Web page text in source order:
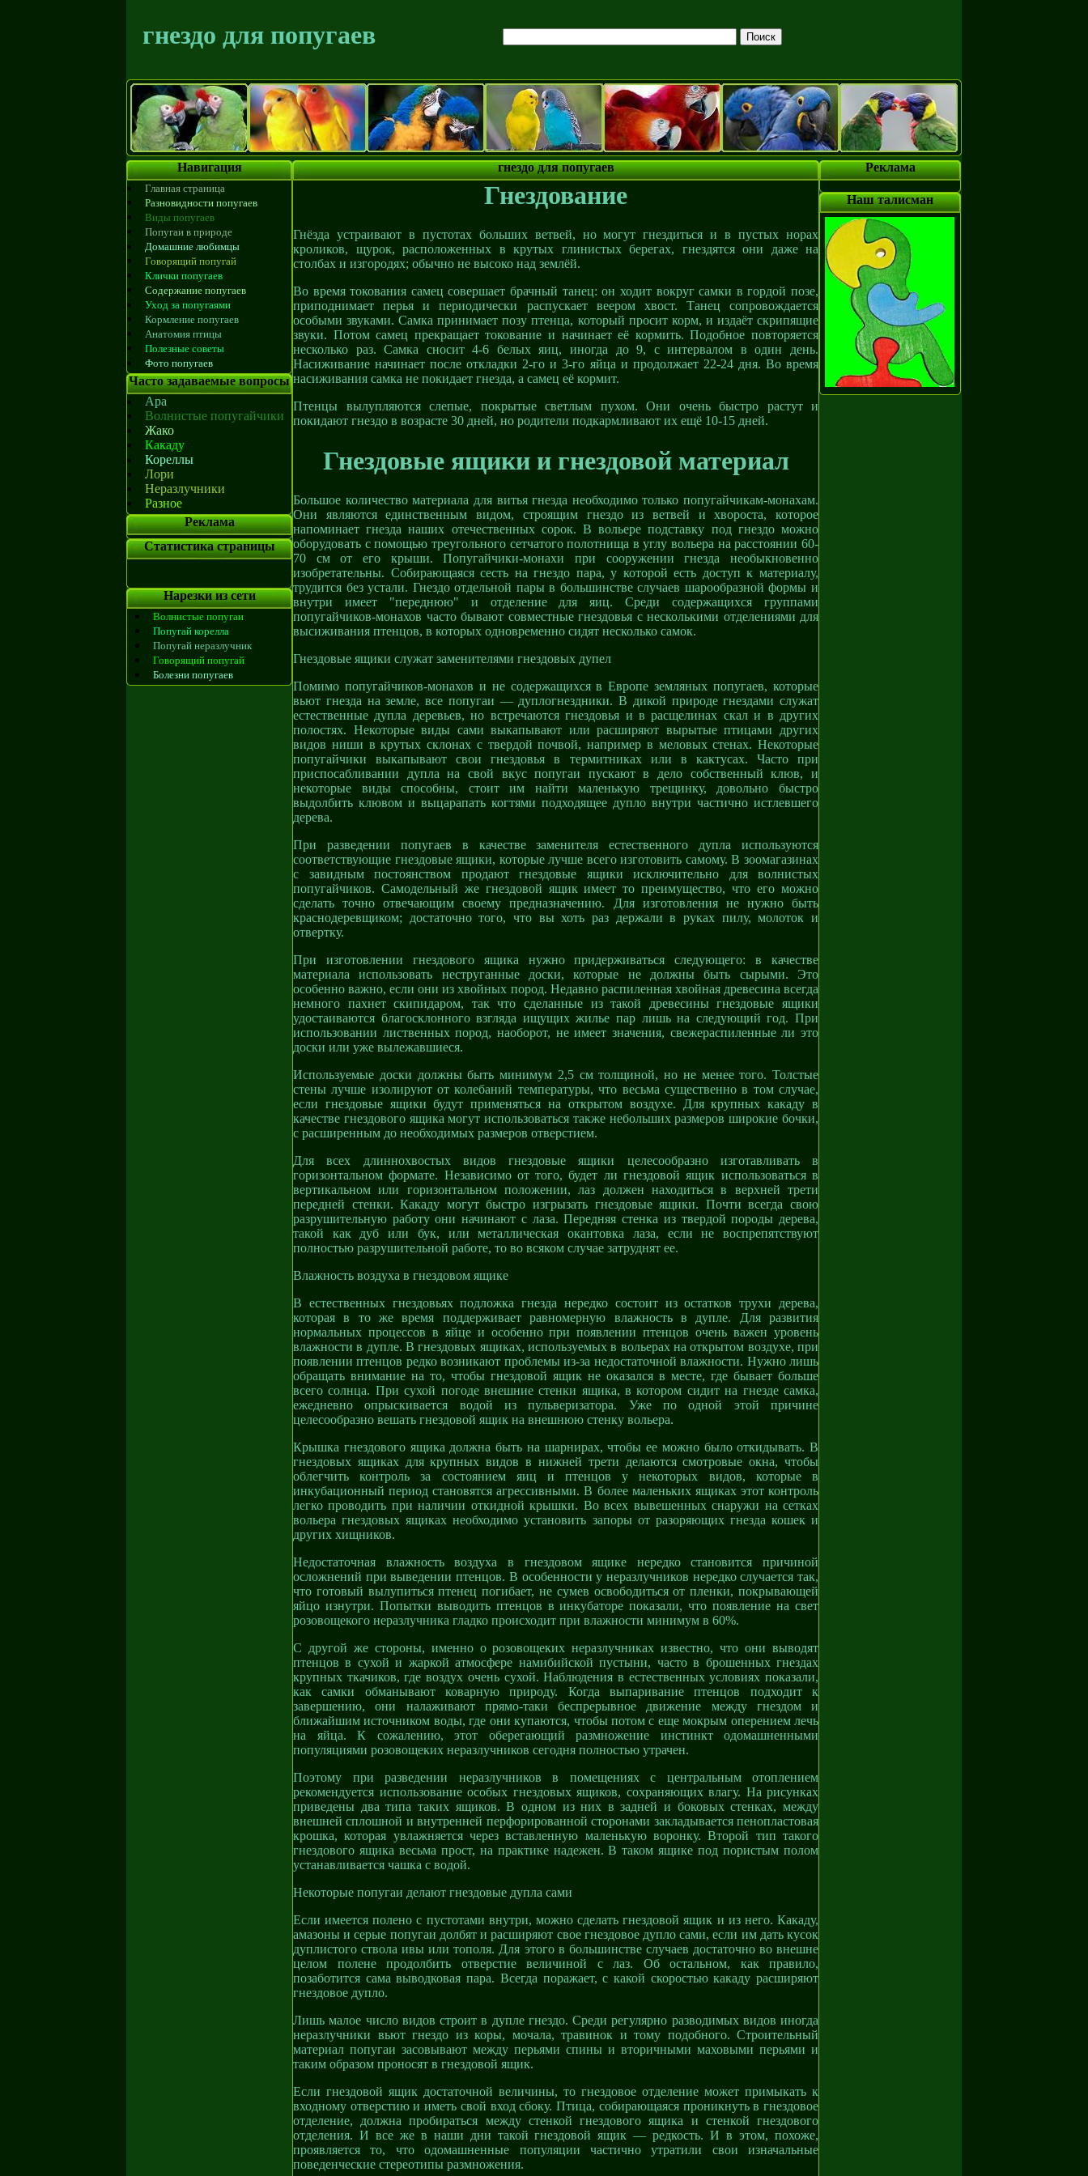
гнездо для попугаев
Навигация
Главная страница
Разновидности попугаев
Виды попугаев
Попугаи в природе
Домашние любимцы
Говорящий попугай
Клички попугаев
Содержание попугаев
Уход за попугаями
Кормление попугаев
Анатомия птицы
Полезные советы
Фото попугаев
Часто задаваемые вопросы
Ара
Волнистые попугайчики
Жако
Какаду
Кореллы
Лори
Неразлучники
Разное
Реклама
Статистика страницы
Нарезки из сети
Волнистые попугаи
Попугай корелла
Попугай неразлучник
Говорящий попугай
Болезни попугаев
гнездо для попугаев
Гнездование
Гнёзда устраивают в пустотах больших ветвей, но могут гнездиться и в пустых норах
кроликов, щурок, расположенных в крутых глинистых берегах, гнездятся они даже на
столбах и изгородях; обычно не высоко над землёй.
Во время токования самец совершает брачный танец: он ходит вокруг самки в гордой позе,
приподнимает перья и периодически распускает веером хвост. Танец сопровождается
особыми звуками. Самка принимает позу птенца, который просит корм, и издаёт скрипящие
звуки. Потом самец прекращает токование и начинает её кормить. Подобное повторяется
несколько раз. Самка сносит 4-6 белых яиц, иногда до 9, с интервалом в один день.
Насиживание начинает после откладки 2-го и 3-го яйца и продолжает 22-24 дня. Во время
насиживания самка не покидает гнезда, а самец её кормит.
Птенцы вылупляются слепые, покрытые светлым пухом. Они очень быстро растут и
покидают гнездо в возрасте 30 дней, но родители подкармливают их ещё 10-15 дней.
Гнездовые ящики и гнездовой материал
Большое количество материала для витья гнезда необходимо только попугайчикам-монахам.
Они являются единственным видом, строящим гнездо из ветвей и хвороста, которое
напоминает гнезда наших отечественных сорок. В вольере подставку под гнездо можно
оборудовать с помощью треугольного сетчатого полотнища в углу вольера на расстоянии 60-
70 см от его крыши. Попугайчики-монахи при сооружении гнезда необыкновенно
изобретательны. Собирающаяся сесть на гнездо пара, у которой есть доступ к материалу,
трудится без устали. Гнездо отдельной пары в большинстве случаев шарообразной формы и
внутри имеет "переднюю" и отделение для яиц. Среди содержащихся группами
попугайчиков-монахов часто бывают совместные гнездовья с несколькими отделениями для
высиживания птенцов, в которых одновременно сидят несколько самок.
Гнездовые ящики служат заменителями гнездовых дупел
Помимо попугайчиков-монахов и не содержащихся в Европе земляных попугаев, которые
вьют гнезда на земле, все попугаи — дуплогнездники. В дикой природе гнездами служат
естественные дупла деревьев, но встречаются гнездовья и в расщелинах скал и в других
полостях. Некоторые виды сами выкапывают или расширяют вырытые птицами других
видов ниши в крутых склонах с твердой почвой, например в меловых стенах. Некоторые
попугайчики выкапывают свои гнездовья в термитниках или в кактусах. Часто при
приспосабливании дупла на свой вкус попугаи пускают в дело собственный клюв, и
некоторые виды способны, стоит им найти маленькую трещинку, довольно быстро
выдолбить клювом и выцарапать когтями подходящее дупло внутри частично истлевшего
дерева.
При разведении попугаев в качестве заменителя естественного дупла используются
соответствующие гнездовые ящики, которые лучше всего изготовить самому. В зоомагазинах
с завидным постоянством продают гнездовые ящики исключительно для волнистых
попугайчиков. Самодельный же гнездовой ящик имеет то преимущество, что его можно
сделать точно отвечающим своему предназначению. Для изготовления не нужно быть
краснодеревщиком; достаточно того, что вы хоть раз держали в руках пилу, молоток и
отвертку.
При изготовлении гнездового ящика нужно придерживаться следующего: в качестве
материала использовать неструганные доски, которые не должны быть сырыми. Это
особенно важно, если они из хвойных пород. Недавно распиленная хвойная древесина всегда
немного пахнет скипидаром, так что сделанные из такой древесины гнездовые ящики
удостаиваются благосклонного взгляда ищущих жилье пар лишь на следующий год. При
использовании лиственных пород, наоборот, не имеет значения, свежераспиленные ли это
доски или уже вылежавшиеся.
Используемые доски должны быть минимум 2,5 см толщиной, но не менее того. Толстые
стены лучше изолируют от колебаний температуры, что весьма существенно в том случае,
если гнездовые ящики будут применяться на открытом воздухе. Для крупных какаду в
качестве гнездового ящика могут использоваться также небольших размеров широкие бочки,
с расширенным до необходимых размеров отверстием.
Для всех длиннохвостых видов гнездовые ящики целесообразно изготавливать в
горизонтальном формате. Независимо от того, будет ли гнездовой ящик использоваться в
вертикальном или горизонтальном положении, лаз должен находиться в верхней трети
передней стенки. Какаду могут быстро изгрызать гнездовые ящики. Почти всегда свою
разрушительную работу они начинают с лаза. Передняя стенка из твердой породы дерева,
такой как дуб или бук, или металлическая окантовка лаза, если не воспрепятствуют
полностью разрушительной работе, то во всяком случае затруднят ее.
Влажность воздуха в гнездовом ящике
В естественных гнездовьях подложка гнезда нередко состоит из остатков трухи дерева,
которая в то же время поддерживает равномерную влажность в дупле. Для развития
нормальных процессов в яйце и особенно при появлении птенцов очень важен уровень
влажности в дупле. В гнездовых ящиках, используемых в вольерах на открытом воздухе, при
появлении птенцов редко возникают проблемы из-за недостаточной влажности. Нужно лишь
обращать внимание на то, чтобы гнездовой ящик не оказался в месте, где бывает больше
всего солнца. При сухой погоде внешние стенки ящика, в котором сидит на гнезде самка,
ежедневно опрыскивается водой из пульверизатора. Уже по одной этой причине
целесообразно вешать гнездовой ящик на внешнюю стенку вольера.
Крышка гнездового ящика должна быть на шарнирах, чтобы ее можно было откидывать. В
гнездовых ящиках для крупных видов в нижней трети делаются смотровые окна, чтобы
облегчить контроль за состоянием яиц и птенцов у некоторых видов, которые в
инкубационный период становятся агрессивными. В более маленьких ящиках этот контроль
легко проводить при наличии откидной крышки. Во всех вывешенных снаружи на сетках
вольера гнездовых ящиках необходимо установить запоры от разоряющих гнезда кошек и
других хищников.
Недостаточная влажность воздуха в гнездовом ящике нередко становится причиной
осложнений при выведении птенцов. В особенности у неразлучников нередко случается так,
что готовый вылупиться птенец погибает, не сумев освободиться от пленки, покрывающей
яйцо изнутри. Попытки выводить птенцов в инкубаторе показали, что появление на свет
розовощекого неразлучника гладко происходит при влажности минимум в 60%.
С другой же стороны, именно о розовощеких неразлучниках известно, что они выводят
птенцов в сухой и жаркой атмосфере намибийской пустыни, часто в брошенных гнездах
крупных ткачиков, где воздух очень сухой. Наблюдения в естественных условиях показали,
как самки обманывают коварную природу. Когда выпаривание птенцов подходит к
завершению, они налаживают прямо-таки беспрерывное движение между гнездом и
ближайшим источником воды, где они купаются, чтобы потом с еще мокрым оперением лечь
на яйца. К сожалению, этот оберегающий размножение инстинкт одомашненными
популяциями розовощеких неразлучников сегодня полностью утрачен.
Поэтому при разведении неразлучников в помещениях с центральным отоплением
рекомендуется использование особых гнездовых ящиков, сохраняющих влагу. На рисунках
приведены два типа таких ящиков. В одном из них в задней и боковых стенках, между
внешней сплошной и внутренней перфорированной сторонами закладывается пенопластовая
крошка, которая увлажняется через вставленную маленькую воронку. Второй тип такого
гнездового ящика весьма прост, на практике надежен. В таком ящике под пористым полом
устанавливается чашка с водой.
Некоторые попугаи делают гнездовые дупла сами
Если имеется полено с пустотами внутри, можно сделать гнездовой ящик и из него. Какаду,
амазоны и серые попугаи долбят и расширяют свое гнездовое дупло сами, если им дать кусок
дуплистого ствола ивы или тополя. Для этого в большинстве случаев достаточно во внешне
целом полене продолбить отверстие величиной с лаз. Об остальном, как правило,
позаботится сама выводковая пара. Всегда поражает, с какой скоростью какаду расширяют
гнездовое дупло.
Лишь малое число видов строит в дупле гнездо. Среди регулярно разводимых видов иногда
неразлучники вьют гнездо из коры, мочала, травинок и тому подобного. Строительный
материал попугаи засовывают между перьями спины и вторичными маховыми перьями и
таким образом проносят в гнездовой ящик.
Если гнездовой ящик достаточной величины, то гнездовое отделение может примыкать к
входному отверстию и иметь свой вход сбоку. Птица, собирающаяся проникнуть в гнездовое
отделение, должна пробираться между стенкой гнездового ящика и стенкой гнездового
отделения. И все же в наши дни такой гнездовой ящик — редкость. И в этом, похоже,
проявляется то, что одомашненные популяции частично утратили свои изначальные
поведенческие стереотипы размножения.
Реклама
Наш талисман